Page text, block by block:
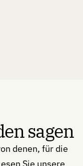
sagen
denen, für die